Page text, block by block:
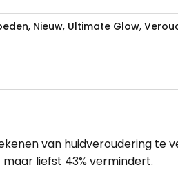
, Nieuw, Ultimate Glow,
van huidveroudering te
liefst 43% vermindert.